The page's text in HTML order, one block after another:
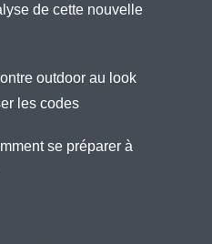
de cette nouvelle
outdoor au look
les codes
se préparer à